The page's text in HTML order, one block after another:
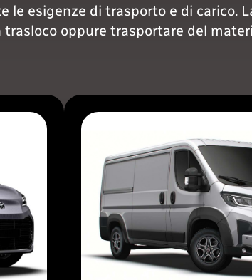
esigenze di trasporto e di carico.
oppure trasportare del